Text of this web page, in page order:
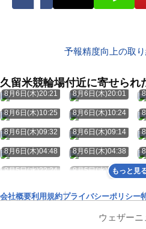
予報精度向上の取
久留米競輪場付近に寄せられ
8月6日(木)20:21 8月6日(木)20:01
8月6日(木)10:25 8月6日(木)10:24
8月6日(木)09:32 8月6日(木)09:14
8月6日(木)04:48 8月6日(木)04:38
8月5日(水)22:24 8月5日(水)22:19もっと見
会社概要利用規約プライバシーポリシー
ウェザーニ